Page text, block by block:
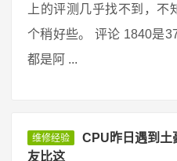
上的评测几乎找不到，
个稍好些。 评论 1840是
都是阿 ...
维修经验
CPU昨日遇到土
友比这